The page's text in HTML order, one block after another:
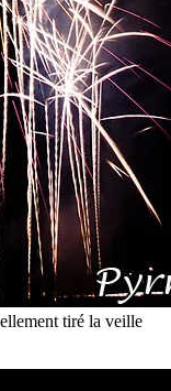
tiré la veille